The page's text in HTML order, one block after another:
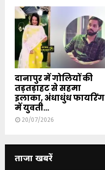
दानापुर में गोलियों की
तड़तड़ाहट से सहमा
इलाका, अंधाधुंध फायरिंग
में युवती...
20/07/2026
ताजा खबरें